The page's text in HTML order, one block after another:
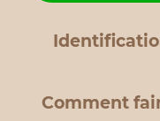
Comment